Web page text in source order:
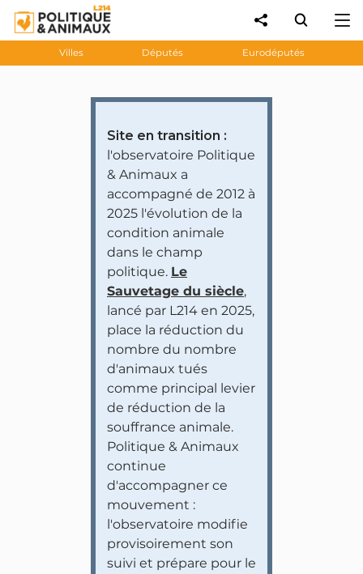
Villes Députés Eurodéputés
Site en transition :
l'observatoire Politique
& Animaux a
accompagné de 2012 à
2025 l'évolution de la
condition animale
dans le champ
politique. Le
Sauvetage du siècle,
lancé par L214 en 2025,
place la réduction du
nombre du nombre
d'animaux tués
comme principal levier
de réduction de la
souffrance animale.
Politique & Animaux
continue
d'accompagner ce
mouvement :
l'observatoire modifie
provisoirement son
suivi et prépare pour le